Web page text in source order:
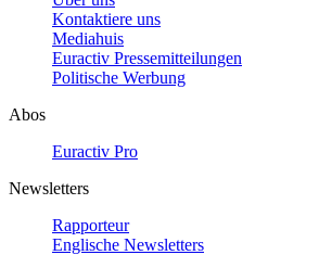
Kontaktiere uns
Mediahuis
Euractiv Pressemitteilungen
Politische Werbung
Abos
Euractiv Pro
Newsletters
Rapporteur
Englische Newsletters